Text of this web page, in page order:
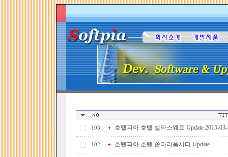
103 호텔피아 호텔 벨라스웨트 Update 2015-
102 호텔피아 호텔 쏠라리움시티 Update